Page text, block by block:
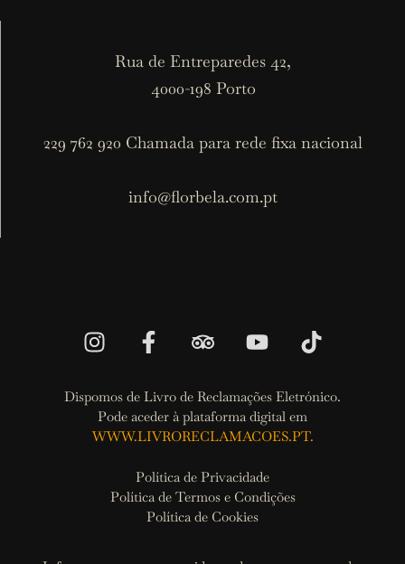
Rua de Entreparedes 42,
4000-198 Porto
229 762 920 Chamada para rede fixa nacional
info@florbela.com.pt
Dispomos de Livro de Reclamações Eletrónico.
Pode aceder à plataforma digital em
WWW.LIVRORECLAMACOES.PT.
Política de Privacidade
Política de Termos e Condições
Política de Cookies